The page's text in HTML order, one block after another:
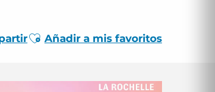
Ajouter aux favoris
Añadir a mis favoritos